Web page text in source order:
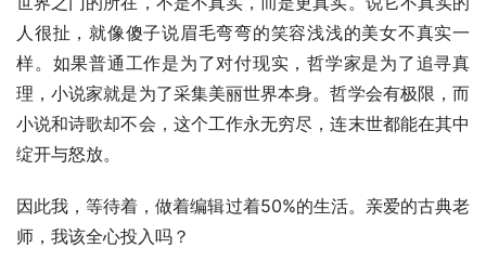
人很扯，就像傻子说眉毛弯弯的笑容浅浅的美女不真实一
样。如果普通工作是为了对付现实，哲学家是为了追寻真
理，小说家就是为了采集美丽世界本身。哲学会有极限，而
小说和诗歌却不会，这个工作永无穷尽，连末世都能在其中
绽开与怒放。
因此我，等待着，做着编辑过着50%的生活。亲爱的古典老
师，我该全心投入吗？